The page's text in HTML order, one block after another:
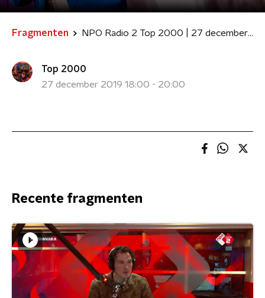
Fragmenten NPO Radio 2 Top 2000 | 27 december | 19:00 - 20:00 uur
Top 2000
27 december 2019 18:00 - 20:00
Recente fragmenten